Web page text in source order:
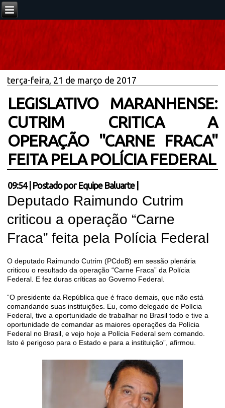
terça-feira, 21 de março de 2017
LEGISLATIVO MARANHENSE:
CUTRIM CRITICA A
OPERAÇÃO ''CARNE FRACA''
FEITA PELA POLÍCIA FEDERAL
09:54| Postado por Equipe Baluarte
Deputado Raimundo Cutrim
criticou a operação “Carne
Fraca” feita pela Polícia Federal
O deputado Raimundo Cutrim (PCdoB) em sessão plenária
criticou o resultado da operação “Carne Fraca” da Polícia
Federal. E fez duras críticas ao Governo Federal.
“O presidente da República que é fraco demais, que não está
comandando suas instituições. Eu, como delegado de Polícia
Federal, tive a oportunidade de trabalhar no Brasil todo e tive a
oportunidade de comandar as maiores operações da Polícia
Federal no Brasil, e vejo hoje a Polícia Federal sem comando.
Isto é perigoso para o Estado e para a instituição”, afirmou.